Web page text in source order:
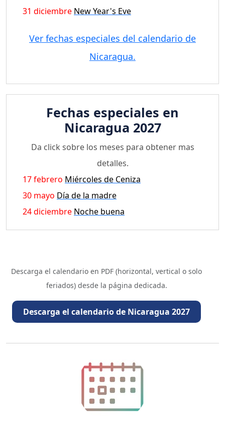
31 diciembre New Year's Eve
Ver fechas especiales del calendario de
Nicaragua.
Fechas especiales en
Nicaragua 2027
Da click sobre los meses para obtener mas
detalles.
17 febrero Miércoles de Ceniza
30 mayo Día de la madre
24 diciembre Noche buena
Descarga el calendario en PDF (horizontal, vertical o solo
feriados) desde la página dedicada.
Descarga el calendario de Nicaragua 2027